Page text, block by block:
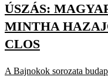
ÚSZÁS:
MINTHA
CLOS
A Bajnokok sorozata